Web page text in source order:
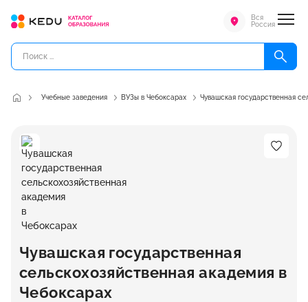
Вся
Россия
Учебные заведения ВУЗы в Чебоксарах Чувашская государственная
Чувашская государственная
сельскохозяйственная академия в
Чебоксарах